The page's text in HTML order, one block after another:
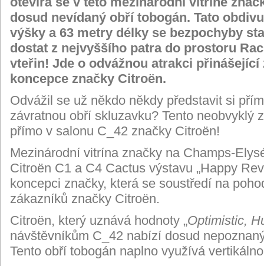
dosud nevídaný obří tobogán. Tato
výšky a 63 metry délky se bezpochyby
dostat z nejvyššího patra do prostoru
vteřin! Jde o odvážnou atrakci přinášející
koncepce značky Citroën.
Odvážil se už někdo někdy představit si
závratnou obří skluzavku? Tento neobvyklý
přímo v salonu C_42 značky Citroën!
Mezinárodní vitrína značky na Champs-
Citroën C1 a C4 Cactus výstavu „Happy
koncepci značky, která se soustředí na
zákazníků značky Citroën.
Citroën, který uznává hodnoty „Optimistic,
návštěvníkům C_42 nabízí dosud
Tento obří tobogán naplno využívá